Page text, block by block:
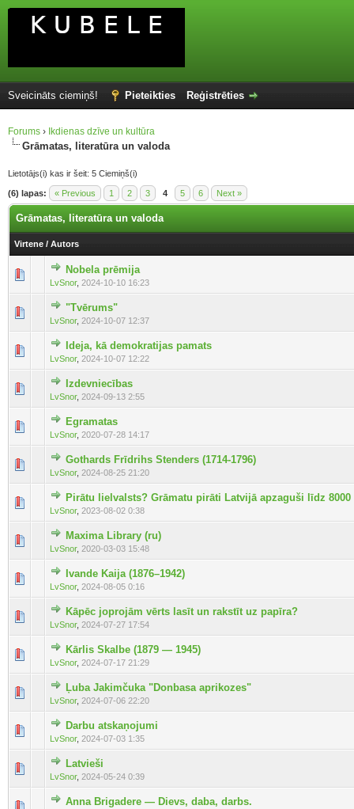
Sveicināts ciemiņš! Pieteikties Reģistrēties
Forums › Ikdienas dzīve un kultūra
Grāmatas, literatūra un valoda
Lietotājs(i) kas ir šeit: 5 Ciemiņš(i)
(6) lapas: « Previous 1 2 3 4 5 6 Next »
Grāmatas, literatūra un valoda
Virtene / Autors
Nobela prēmija
LvSnor, 2024-10-10 16:23
"Tvērums"
LvSnor, 2024-10-07 12:37
Ideja, kā demokratijas pamats
LvSnor, 2024-10-07 12:22
Izdevniecības
LvSnor, 2024-09-13 2:55
Egramatas
LvSnor, 2020-07-28 14:17
Gothards Frīdrihs Stenders (1714-1796)
LvSnor, 2024-08-25 21:20
Pirātu lielvalsts? Grāmatu pirāti Latvijā apzaguši līdz
LvSnor, 2023-08-02 0:38
Maxima Library (ru)
LvSnor, 2020-03-03 15:48
Ivande Kaija (1876–1942)
LvSnor, 2024-08-05 0:16
Kāpēc joprojām vērts lasīt un rakstīt uz papīra?
LvSnor, 2024-07-27 17:54
Kārlis Skalbe (1879 — 1945)
LvSnor, 2024-07-17 21:29
Ļuba Jakimčuka "Donbasa aprikozes"
LvSnor, 2024-07-06 22:20
Darbu atskaņojumi
LvSnor, 2024-07-03 1:35
Latvieši
LvSnor, 2024-05-24 0:39
Anna Brigadere — Dievs, daba, darbs.